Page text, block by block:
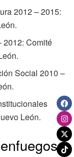
2012 – 2015:
2012: Comité
Social 2010 –
León.